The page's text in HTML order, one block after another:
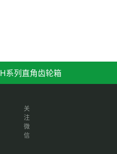
H系列直角齿轮箱
关
注
微
信